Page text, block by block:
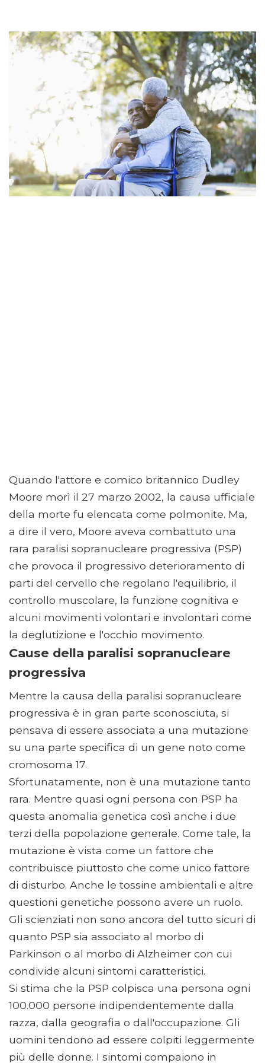
Quando l'attore e comico britannico Dudley
Moore morì il 27 marzo 2002, la causa ufficiale
della morte fu elencata come polmonite. Ma,
a dire il vero, Moore aveva combattuto una
rara paralisi sopranucleare progressiva (PSP)
che provoca il progressivo deterioramento di
parti del cervello che regolano l'equilibrio, il
controllo muscolare, la funzione cognitiva e
alcuni movimenti volontari e involontari come
la deglutizione e l'occhio movimento.
Cause della paralisi sopranucleare
progressiva
Mentre la causa della paralisi sopranucleare
progressiva è in gran parte sconosciuta, si
pensava di essere associata a una mutazione
su una parte specifica di un gene noto come
cromosoma 17.
Sfortunatamente, non è una mutazione tanto
rara. Mentre quasi ogni persona con PSP ha
questa anomalia genetica così anche i due
terzi della popolazione generale. Come tale, la
mutazione è vista come un fattore che
contribuisce piuttosto che come unico fattore
di disturbo. Anche le tossine ambientali e altre
questioni genetiche possono avere un ruolo.
Gli scienziati non sono ancora del tutto sicuri di
quanto PSP sia associato al morbo di
Parkinson o al morbo di Alzheimer con cui
condivide alcuni sintomi caratteristici.
Si stima che la PSP colpisca una persona ogni
100.000 persone indipendentemente dalla
razza, dalla geografia o dall'occupazione. Gli
uomini tendono ad essere colpiti leggermente
più delle donne. I sintomi compaiono in